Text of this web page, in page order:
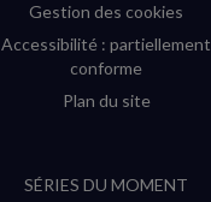
Gestion des cookies
Accessibilité : partiellement
conforme
Plan du site
SÉRIES DU MOMENT